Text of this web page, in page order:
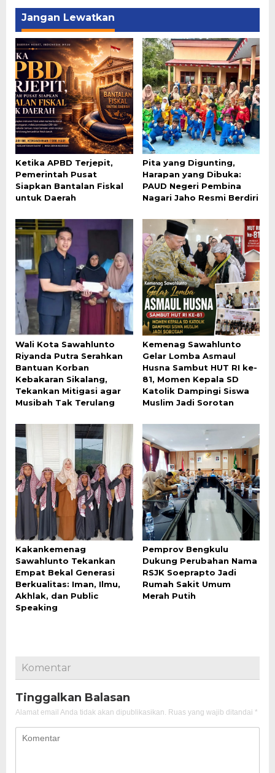
Jangan Lewatkan
Ketika APBD Terjepit,
Pemerintah Pusat
Siapkan Bantalan Fiskal
untuk Daerah
Pita yang Digunting,
Harapan yang Dibuka:
PAUD Negeri Pembina
Nagari Jaho Resmi Berdiri
Wali Kota Sawahlunto
Riyanda Putra Serahkan
Bantuan Korban
Kebakaran Sikalang,
Tekankan Mitigasi agar
Musibah Tak Terulang
Kemenag Sawahlunto
Gelar Lomba Asmaul
Husna Sambut HUT RI ke-
81, Momen Kepala SD
Katolik Dampingi Siswa
Muslim Jadi Sorotan
Kakankemenag
Sawahlunto Tekankan
Empat Bekal Generasi
Berkualitas: Iman, Ilmu,
Akhlak, dan Public
Speaking
Pemprov Bengkulu
Dukung Perubahan Nama
RSJK Soeprapto Jadi
Rumah Sakit Umum
Merah Putih
Komentar
Tinggalkan Balasan
Alamat email Anda tidak akan dipublikasikan. Ruas yang wajib ditandai *